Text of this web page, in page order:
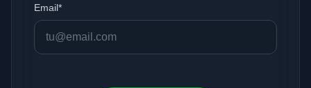
Email*